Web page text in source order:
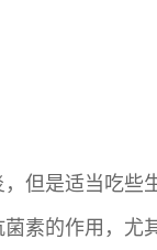
但是适当吃些
素的作用，尤